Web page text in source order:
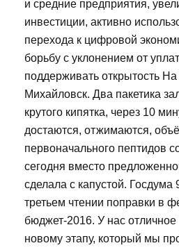
и средние предприятия,
инвестиции, активно
перехода к цифровой
борьбу с уклонением от
поддерживать открытость
Михайловск. Два пакетика
крутого кипятка, через 10
достаются, отжимаются,
первоначального пептидов
сегодня вместо
сделала с капустой.
третьем чтении поправки в
бюджет-2016. У нас отличное
новому этапу, который мы